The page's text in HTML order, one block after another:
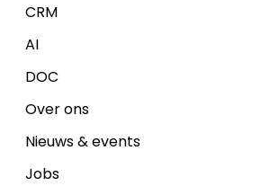
CRM
AI
DOC
Over ons
Nieuws & events
Jobs